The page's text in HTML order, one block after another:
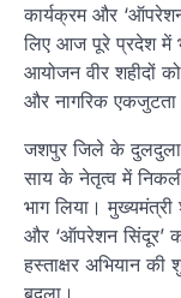
कार्यक्रम और
लिए आज पूरे प्रदेश में
आयोजन वीर शहीदों
और नागरिक एकजुटता
जशपुर जिले के दुलदुला
साय के नेतृत्व में निकली
भाग लिया। मुख्यमंत्री
और ‘ऑपरेशन सिंदूर’
हस्ताक्षर अभियान
बदला।